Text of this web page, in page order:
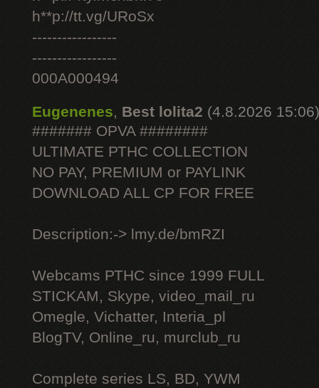
h**p://tt.vg/URoSx
-----------------
-----------------
000A000494
Eugenenes, Best lolita2 (4.8.2026 15:06)
####### OPVA ########
ULTIMATE РТНС COLLECTION
NO PAY, PREMIUM or PAYLINK
DOWNLOAD ALL СР FOR FREE
Description:-> lmy.de/bmRZI
Webcams РТНС since 1999 FULL
STICKAM, Skype, video_mail_ru
Omegle, Vichatter, Interia_pl
BlogTV, Online_ru, murclub_ru
Complete series LS, BD, YWM